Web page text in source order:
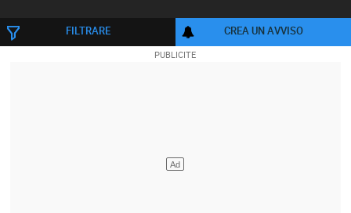
FILTRARE CREA UN AVVISO